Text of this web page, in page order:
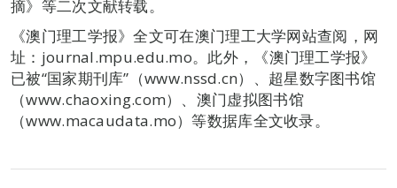
摘》等二次文献转载。
《澳门理工学报》全文可在澳门理工大学网站查阅，网
址：journal.mpu.edu.mo。此外，《澳门理工学报》
已被“国家期刊库”（www.nssd.cn）、超星数字图书馆
（www.chaoxing.com）、澳门虚拟图书馆
（www.macaudata.mo）等数据库全文收录。